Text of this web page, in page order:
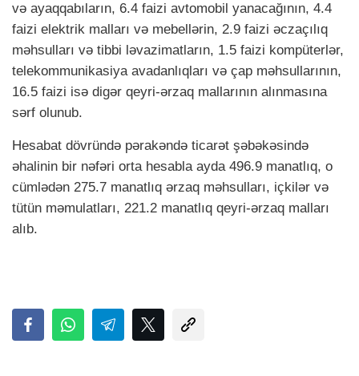
və ayaqqabıların, 6.4 faizi avtomobil yanacağının, 4.4
faizi elektrik malları və mebellərin, 2.9 faizi əczaçılıq
məhsulları və tibbi ləvazimatların, 1.5 faizi kompüterlər,
telekommunikasiya avadanlıqları və çap məhsullarının,
16.5 faizi isə digər qeyri-ərzaq mallarının alınmasına
sərf olunub.
Hesabat dövründə pərakəndə ticarət şəbəkəsində
əhalinin bir nəfəri orta hesabla ayda 496.9 manatlıq, o
cümlədən 275.7 manatlıq ərzaq məhsulları, içkilər və
tütün məmulatları, 221.2 manatlıq qeyri-ərzaq malları
alıb.